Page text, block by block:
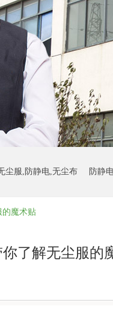
尘服,防静电,无尘布 防静
的魔术贴
你了解无尘服的